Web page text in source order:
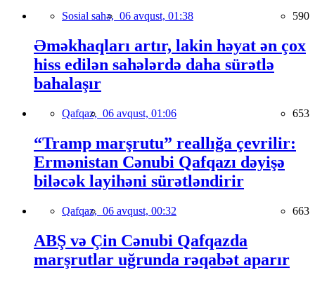
Sosial sahə, 06 avqust, 01:38 590
Əməkhaqları artır, lakin həyat ən çox
hiss edilən sahələrdə daha sürətlə
bahalaşır
Qafqaz, 06 avqust, 01:06 653
“Tramp marşrutu” reallığa çevrilir:
Ermənistan Cənubi Qafqazı dəyişə
biləcək layihəni sürətləndirir
Qafqaz, 06 avqust, 00:32 663
ABŞ və Çin Cənubi Qafqazda
marşrutlar uğrunda rəqabət aparır